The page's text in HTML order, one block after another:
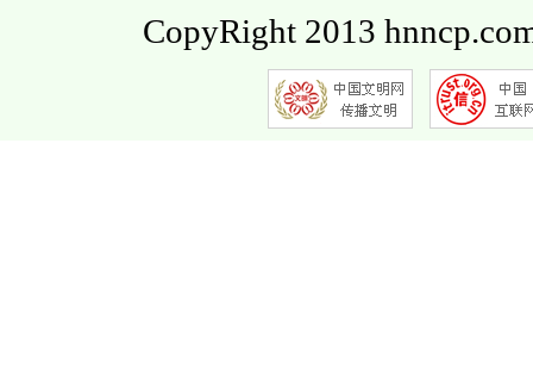
CopyRight 2013